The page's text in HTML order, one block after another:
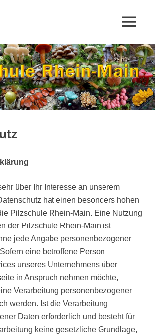
MENÜ
über Ihr Interesse an unserem
hat einen besonders hohen
Pilzschule Rhein-Main. Eine Nutzung
der Pilzschule Rhein-Main ist
jede Angabe personenbezogener
eine betroffene Person
unseres Unternehmens über
in Anspruch nehmen möchte,
Verarbeitung personenbezogener
werden. Ist die Verarbeitung
Daten erforderlich und besteht für
keine gesetzliche Grundlage,